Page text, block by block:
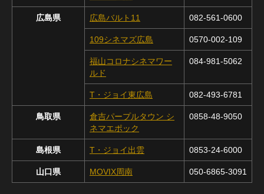
広島県 広島バルト11 082-561-0600
109シネマズ広島 0570-002-109
福山コロナシネマワー
ルド
084-981-5062
T・ジョイ東広島 082-493-6781
鳥取県
倉吉パープルタウン シ
ネマエポック
0858-48-9050
島根県 T・ジョイ出雲 0853-24-6000
山口県 MOVIX周南 050-6865-3091